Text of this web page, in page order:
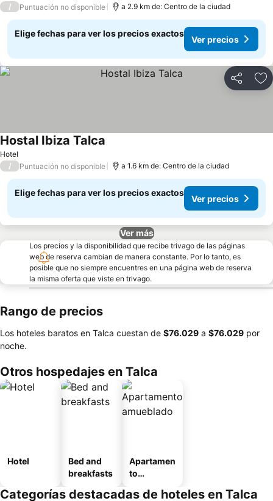
/ Puntuación no disponible a 2.9 km de: Centro de la ciudad
Elige fechas para ver los precios exactos
Ver precios
Compartir
Hotel
Hostal Ibiza Talca
/ Puntuación no disponible a 1.6 km de: Centro de la ciudad
Elige fechas para ver los precios exactos
Ver precios
Ver más
Los precios y la disponibilidad que recibe trivago de las páginas
web de reserva cambian de manera constante. Por lo tanto, es
posible que no siempre encuentres en una página web de reserva
la misma oferta que viste en trivago.
Rango de precios
Los hoteles baratos en Talca cuestan de ‎$76.029 a ‎$76.029 por
noche.
Otros hospedajes en Talca
Hotel
Bed and
breakfasts
Apartamen
to
o
Categorías destacadas de hoteles en Talca